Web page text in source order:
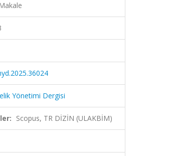
Yönetimi Dergisi
Scopus, TR DİZİN (ULAKBİM)